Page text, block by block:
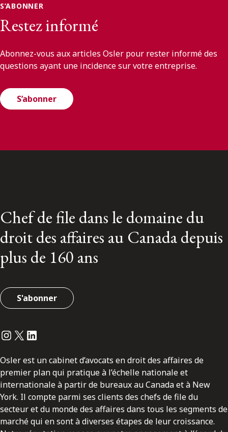
S’ABONNER
Restez informé
Abonnez-vous aux articles Osler pour rester informé des
questions ayant une incidence sur votre entreprise.
S’abonner
Chef de file dans le domaine du
droit des affaires au Canada depuis
plus de 160 ans
S'abonner
Instagram
Twitter
LinkedIn
Osler est un cabinet d’avocats en droit des affaires de
premier plan qui pratique à l’échelle nationale et
internationale à partir de bureaux au Canada et à New
York. Il compte parmi ses clients des chefs de file du
secteur et du monde des affaires dans tous les segments de
marché qui en sont à diverses étapes de leur croissance.